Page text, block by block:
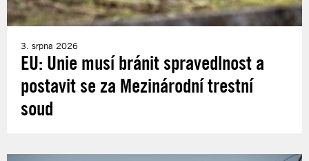
3. srpna 2026
EU: Unie musí bránit spravedlnost a
postavit se za Mezinárodní trestní
soud